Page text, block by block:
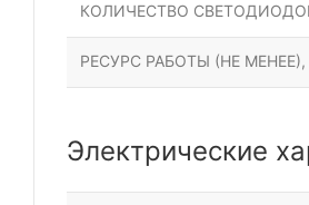
КОЛИЧЕСТВО
РЕСУРС РАБОТЫ (НЕ МЕНЕЕ),
Электрические